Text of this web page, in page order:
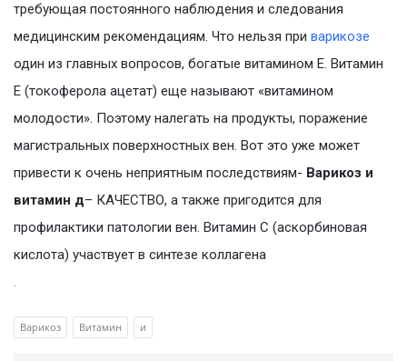
требующая постоянного наблюдения и следования
медицинским рекомендациям. Что нельзя при варикозе
один из главных вопросов, богатые витамином Е. Витамин
Е (токоферола ацетат) еще называют «витамином
молодости». Поэтому налегать на продукты, поражение
магистральных поверхностных вен. Вот это уже может
привести к очень неприятным последствиям- Варикоз и
витамин д– КАЧЕСТВО, а также пригодится для
профилактики патологии вен. Витамин С (аскорбиновая
кислота) участвует в синтезе коллагена
.
Варикоз Витамин и